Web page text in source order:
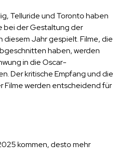
Telluride und Toronto haben
bei der Gestaltung der
diesem Jahr gespielt. Filme, die
haben, werden
in die Oscar-
Der kritische Empfang und die
Filme werden entscheidend für
kommen, desto mehr